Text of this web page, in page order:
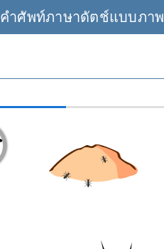
คำศัพท์ภาษาดัตช์แบบภาพ